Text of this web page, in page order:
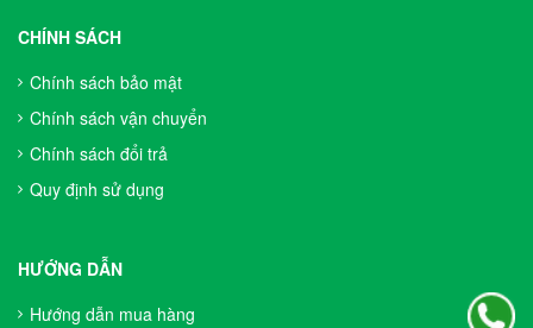
CHÍNH SÁCH
Chính sách bảo mật
Chính sách vận chuyển
Chính sách đổi trả
Quy định sử dụng
HƯỚNG DẪN
Hướng dẫn mua hàng